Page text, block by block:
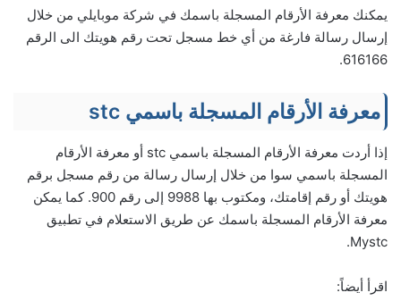
يمكنك معرفة الأرقام المسجلة باسمك في شركة موبايلي من خلال
إرسال رسالة فارغة من أي خط مسجل تحت رقم هويتك الى الرقم
616166.
معرفة الأرقام المسجلة باسمي stc
إذا أردت معرفة الأرقام المسجلة باسمي stc أو معرفة الأرقام
المسجلة باسمي سوا من خلال إرسال رسالة من رقم مسجل برقم
هويتك أو رقم إقامتك، ومكتوب بها 9988 إلى رقم 900. كما يمكن
معرفة الأرقام المسجلة باسمك عن طريق الاستعلام في تطبيق
Mystc.
اقرأ أيضاً: